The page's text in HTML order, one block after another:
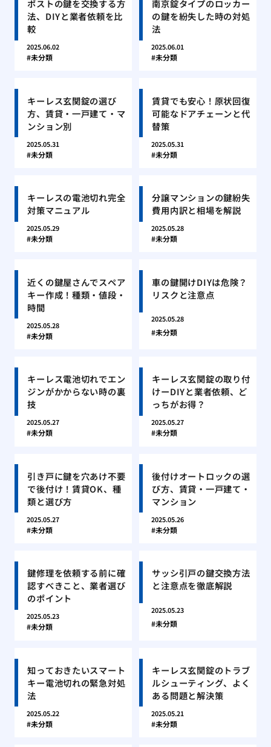
ポストの鍵を交換する方
法、DIYと業者依頼を比
較
2025.06.02
未分類
南京錠タイプのロッカー
の鍵を紛失した時の対処
法
2025.06.01
未分類
キーレス玄関錠の選び
方、賃貸・一戸建て・マ
ンション別
2025.05.31
未分類
賃貸でも安心！原状回復
可能なドアチェーンと代
替策
2025.05.31
未分類
キーレスの電池切れ完全
対策マニュアル
2025.05.29
未分類
分譲マンションの鍵紛失
費用内訳と相場を解説
2025.05.28
未分類
近くの鍵屋さんでスペア
キー作成！種類・値段・
時間
2025.05.28
未分類
車の鍵開けDIYは危険？
リスクと注意点
2025.05.28
未分類
キーレス電池切れでエン
ジンがかからない時の裏
技
2025.05.27
未分類
キーレス玄関錠の取り付
けーDIYと業者依頼、ど
っちがお得？
2025.05.27
未分類
引き戸に鍵を穴あけ不要
で後付け！賃貸OK、種
類と選び方
2025.05.27
未分類
後付けオートロックの選
び方、賃貸・一戸建て・
マンション
2025.05.26
未分類
鍵修理を依頼する前に確
認すべきこと、業者選び
のポイント
2025.05.23
未分類
サッシ引戸の鍵交換方法
と注意点を徹底解説
2025.05.23
未分類
知っておきたいスマート
キー電池切れの緊急対処
法
2025.05.22
未分類
キーレス玄関錠のトラブ
ルシューティング、よく
ある問題と解決策
2025.05.21
未分類